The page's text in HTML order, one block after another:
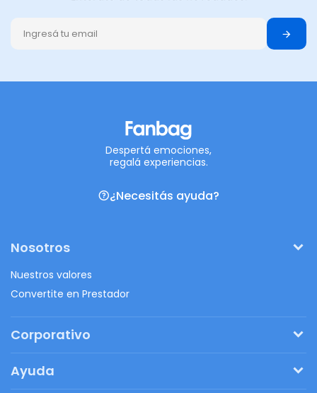
Despertá emociones,
regalá experiencias.
¿Necesitás ayuda?
Nosotros
Nuestros valores
Convertite en Prestador
Corporativo
Regalos originales
Ayuda